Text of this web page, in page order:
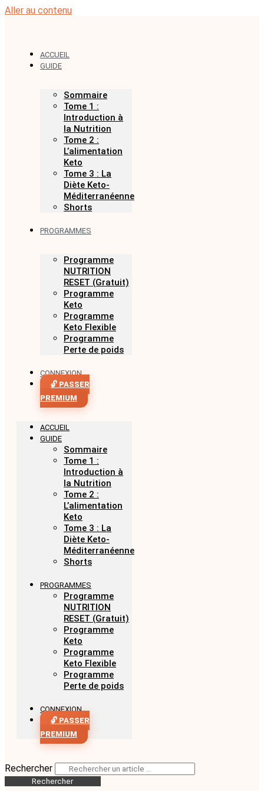
Aller au contenu
ACCUEIL
GUIDE
Sommaire
Tome 1 :
Introduction à
la Nutrition
Tome 2 :
L’alimentation
Keto
Tome 3 : La
Diète Keto-
Méditerranéenne
Shorts
PROGRAMMES
Programme
NUTRITION
RESET (Gratuit)
Programme
Keto
Programme
Keto Flexible
Programme
Perte de poids
CONNEXION
🔓 PASSER
PREMIUM
ACCUEIL
GUIDE
Sommaire
Tome 1 :
Introduction à
la Nutrition
Tome 2 :
L’alimentation
Keto
Tome 3 : La
Diète Keto-
Méditerranéenne
Shorts
PROGRAMMES
Programme
NUTRITION
RESET (Gratuit)
Programme
Keto
Programme
Keto Flexible
Programme
Perte de poids
CONNEXION
🔓 PASSER
PREMIUM
Rechercher
Rechercher